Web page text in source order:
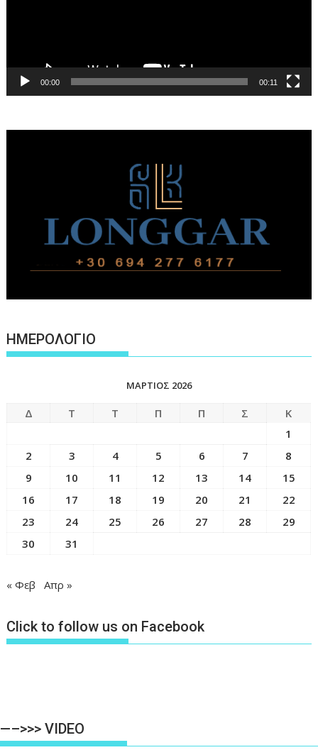
00:00 00:11
ΗΜΕΡΟΛΟΓΙΟ
ΜΆΡΤΙΟΣ 2026
Δ Τ Τ Π Π Σ
Κ
1
2
3 4 5 6 7
8
9
10 11 12 13 14
15
16
17 18 19 20 21
22
23
24 25 26 27 28
29
30
31
« Φεβ Απρ »
Click to follow us on Facebook
—–>>> VIDEO